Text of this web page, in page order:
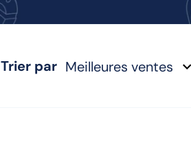
Trier par Meilleures ventes